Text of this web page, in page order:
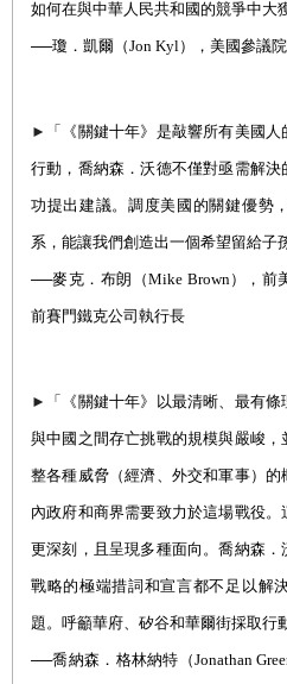
如何在與中華人民共和國的競爭中大
──瓊．凱爾 （Jon Kyl ）， 美國參議
► 「《關鍵十年》是敲響所有美國
行動，喬納森．沃德不僅對亟需解
功提出建議。調度美國的關鍵優勢
系，能讓我們創造出一個希望留給子
──麥克．布朗（Mike Brown ），前
前賽門鐵克公司執行長
► 「《關鍵十年》以最清晰、最有
與中國之間存亡挑戰的規模與嚴峻
整各種威脅（經濟、外交和軍事）
內政府和商界需要致力於這場戰役
更深刻，且呈現多種面向。喬納森
戰略的極端措詞和宣言都不足以解
題。呼籲華府、矽谷和華爾街採取行
──喬納森．格林納特 （Jonathan